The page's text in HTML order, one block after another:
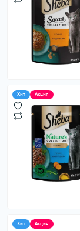
Хит Акция
Хит Акция